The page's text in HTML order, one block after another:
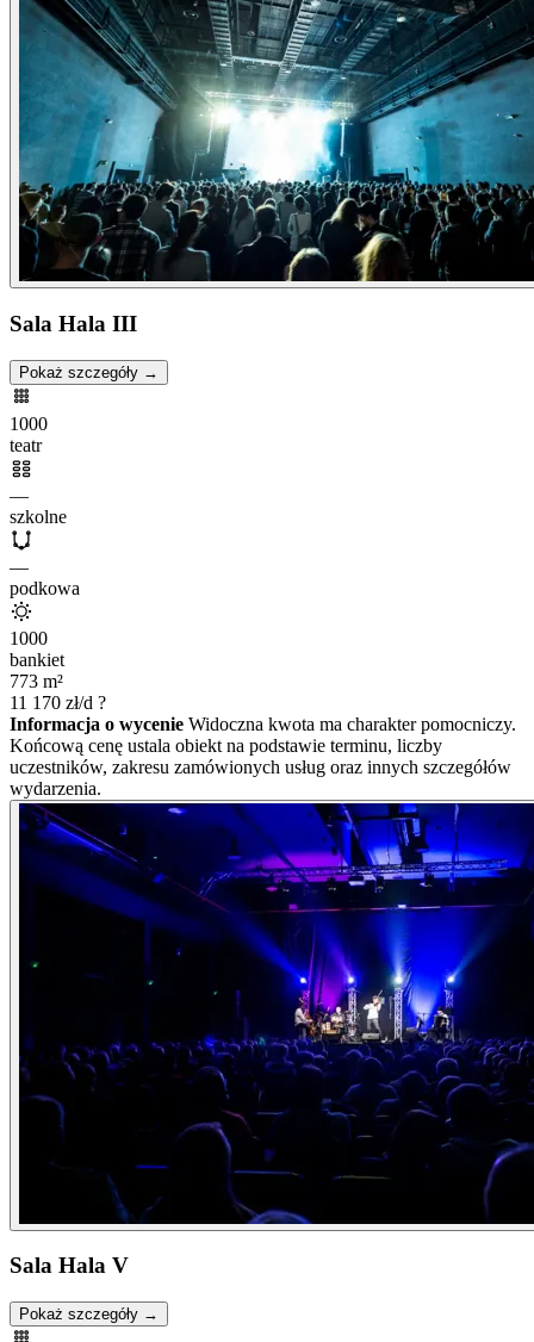
Sala Hala III
Pokaż szczegóły →
1000
teatr
—
szkolne
—
podkowa
1000
bankiet
773 m²
11 170 zł/d ?
Informacja o wycenie Widoczna kwota ma charakter pomocniczy.
Końcową cenę ustala obiekt na podstawie terminu, liczby
uczestników, zakresu zamówionych usług oraz innych szczegółów
wydarzenia.
Sala Hala V
Pokaż szczegóły →